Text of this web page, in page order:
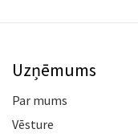
Uzņēmums
Par mums
Vēsture